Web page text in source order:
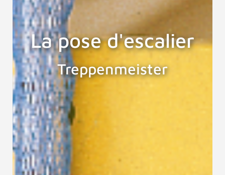
La pose d'escalier
Treppenmeister